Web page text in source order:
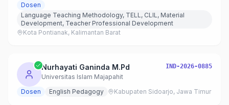
Dosen
Language Teaching Methodology, TELL, CLIL, Material
Development, Teacher Professional Development
Kota Pontianak, Kalimantan Barat
Nurhayati Ganinda M.Pd
Universitas Islam Majapahit
IND-2026-0885
Dosen English Pedagogy Kabupaten Sidoarjo, Jawa Timur